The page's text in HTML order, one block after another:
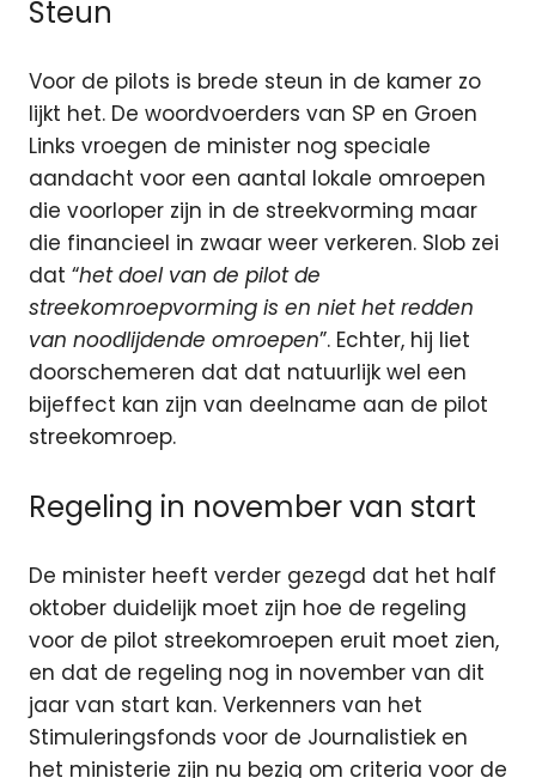
Steun
Voor de pilots is brede steun in de kamer zo
lijkt het. De woordvoerders van SP en Groen
Links vroegen de minister nog speciale
aandacht voor een aantal lokale omroepen
die voorloper zijn in de streekvorming maar
die financieel in zwaar weer verkeren. Slob zei
dat “het doel van de pilot de
streekomroepvorming is en niet het redden
van noodlijdende omroepen”. Echter, hij liet
doorschemeren dat dat natuurlijk wel een
bijeffect kan zijn van deelname aan de pilot
streekomroep.
Regeling in november van start
De minister heeft verder gezegd dat het half
oktober duidelijk moet zijn hoe de regeling
voor de pilot streekomroepen eruit moet zien,
en dat de regeling nog in november van dit
jaar van start kan. Verkenners van het
Stimuleringsfonds voor de Journalistiek en
het ministerie zijn nu bezig om criteria voor de